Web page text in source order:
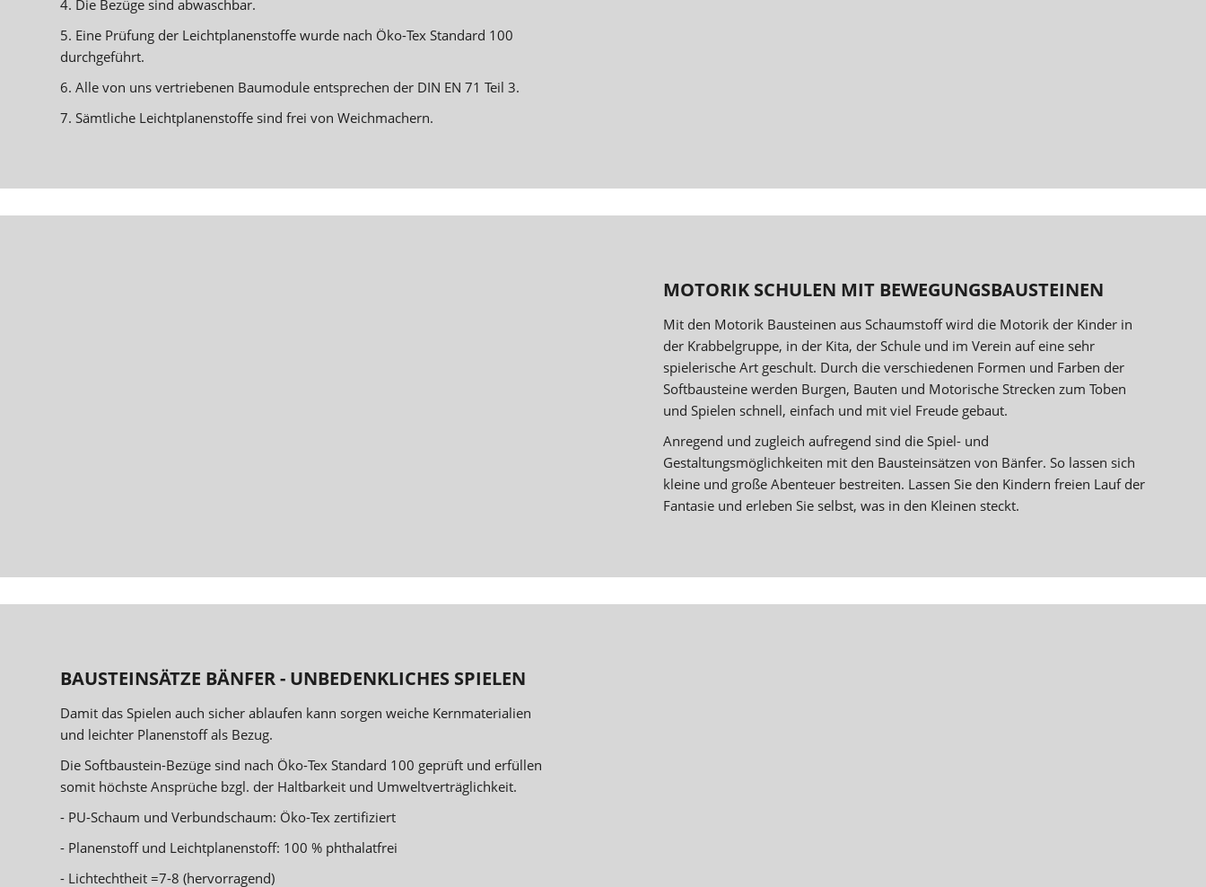
4. Die Bezüge sind abwaschbar.
5. Eine Prüfung der Leichtplanenstoffe wurde nach Öko-Tex Standard 100
durchgeführt.
6. Alle von uns vertriebenen Baumodule entsprechen der DIN EN 71 Teil 3.
7. Sämtliche Leichtplanenstoffe sind frei von Weichmachern.
MOTORIK SCHULEN MIT BEWEGUNGSBAUSTEINEN
Mit den Motorik Bausteinen aus Schaumstoff wird die Motorik der Kinder in
der Krabbelgruppe, in der Kita, der Schule und im Verein auf eine sehr
spielerische Art geschult. Durch die verschiedenen Formen und Farben der
Softbausteine werden Burgen, Bauten und Motorische Strecken zum Toben
und Spielen schnell, einfach und mit viel Freude gebaut.
Anregend und zugleich aufregend sind die Spiel- und
Gestaltungsmöglichkeiten mit den Bausteinsätzen von Bänfer. So lassen sich
kleine und große Abenteuer bestreiten. Lassen Sie den Kindern freien Lauf der
Fantasie und erleben Sie selbst, was in den Kleinen steckt.
BAUSTEINSÄTZE BÄNFER - UNBEDENKLICHES SPIELEN
Damit das Spielen auch sicher ablaufen kann sorgen weiche Kernmaterialien
und leichter Planenstoff als Bezug.
Die Softbaustein-Bezüge sind nach Öko-Tex Standard 100 geprüft und erfüllen
somit höchste Ansprüche bzgl. der Haltbarkeit und Umweltverträglichkeit.
- PU-Schaum und Verbundschaum: Öko-Tex zertifiziert
- Planenstoff und Leichtplanenstoff: 100 % phthalatfrei
- Lichtechtheit =7-8 (hervorragend)